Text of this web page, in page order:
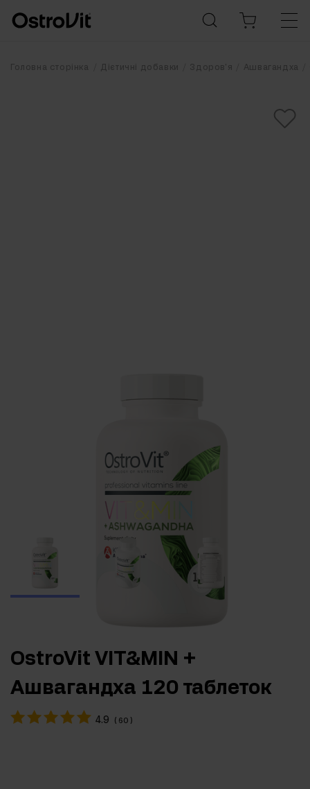
Головна сторінка Дієтичні добавки Здоров'я Ашвагандха
OstroVit VIT&MIN +
Ашвагандха 120 таблеток
4.9 ( 60 )